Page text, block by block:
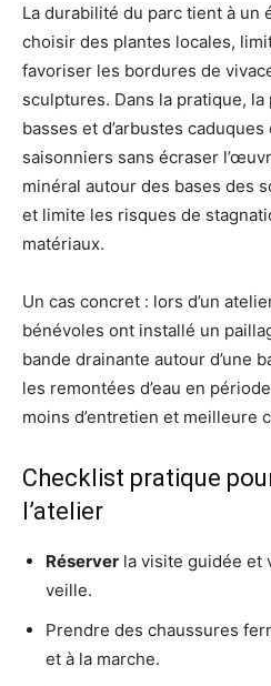
La durabilité du parc tient à
choisir des plantes locales,
favoriser les bordures de
sculptures. Dans la pratique,
basses et d’arbustes
saisonniers sans écraser
minéral autour des bases des
et limite les risques de
matériaux.
Un cas concret : lors d’un
bénévoles ont installé un
bande drainante autour d’une
les remontées d’eau en
moins d’entretien et meilleure
Checklist pratique
l’atelier
Réserver la visite guidée et
veille.
Prendre des chaussures
et à la marche.